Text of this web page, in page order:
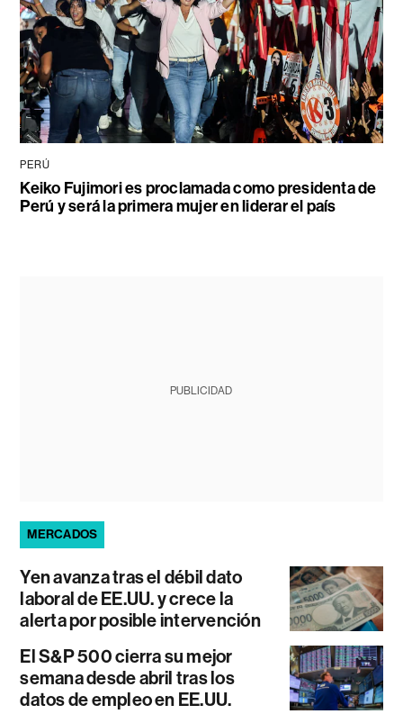
PERÚ
Keiko Fujimori es proclamada como presidenta de
Perú y será la primera mujer en liderar el país
PUBLICIDAD
MERCADOS
Yen avanza tras el débil dato
laboral de EE.UU. y crece la
alerta por posible intervención
El S&P 500 cierra su mejor
semana desde abril tras los
datos de empleo en EE.UU.